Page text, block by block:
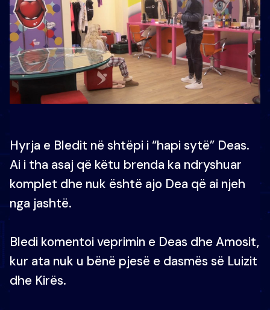
Hyrja e Bledit në shtëpi i “hapi sytë” Deas.
Ai i tha asaj që këtu brenda ka ndryshuar
komplet dhe nuk është ajo Dea që ai njeh
nga jashtë.
Bledi komentoi veprimin e Deas dhe Amosit,
kur ata nuk u bënë pjesë e dasmës së Luizit
dhe Kirës.